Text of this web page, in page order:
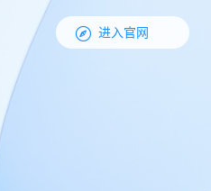
 进入官网